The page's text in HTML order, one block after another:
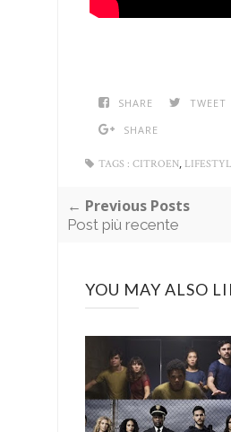
SHARE TWEET
SHARE
TAGS : CITROEN,
← Previous Posts
Post più recente
YOU MAY ALSO